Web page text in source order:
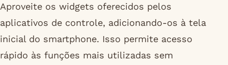
Aproveite os widgets oferecidos pelos
aplicativos de controle, adicionando-os à tela
inicial do smartphone. Isso permite acesso
rápido às funções mais utilizadas sem